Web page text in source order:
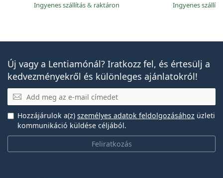
Ingyenes szállítás& raktáron Ingyenes
Új vagy a Lentiamónál? Iratkozz fel, és értesülj a
kedvezményekről és különleges ajánlatokról!
E-mail
Feliratkozás
Hozzájárulok a(z) személyes adatok feldolgozásához üzleti
kommunikáció küldése céljából.